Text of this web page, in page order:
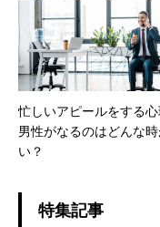
忙しいアピールをする心
男性がなるのはどんな時
い？
特集記事